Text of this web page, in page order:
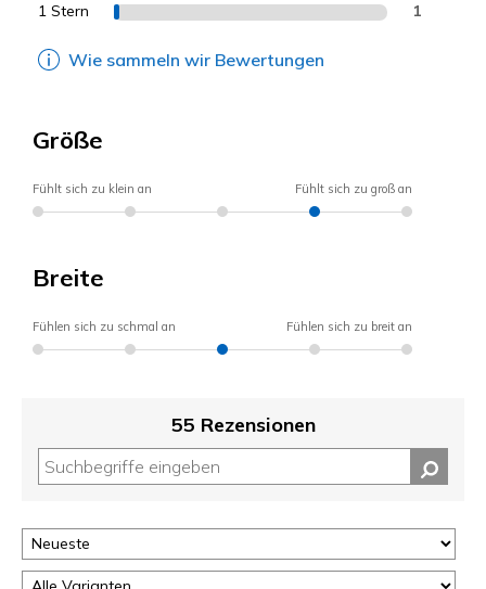
1 Stern 1
Wie sammeln wir Bewertungen
Größe
Fühlt sich zu klein an Fühlt sich zu groß an
Breite
Fühlen sich zu schmal an Fühlen sich zu breit an
55 Rezensionen